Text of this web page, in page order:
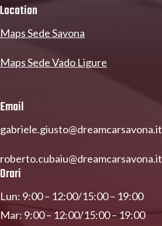
Location
Maps Sede Savona
Maps Sede Vado Ligure
Email
gabriele.giusto@dreamcarsavona.it
roberto.cubaiu@dreamcarsavona.it
Orari
Lun: 9:00 – 12:00/15:00 – 19:00
Mar: 9:00 – 12:00/15:00 – 19:00